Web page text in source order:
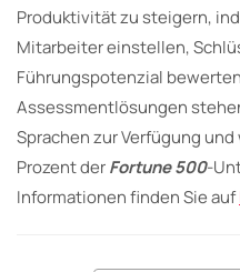
Produktivität zu steigern,
Mitarbeiter einstellen,
Führungspotenzial
Assessmentlösungen
Sprachen zur Verfügung
Prozent derFortune 500-
Informationen finden Sie auf